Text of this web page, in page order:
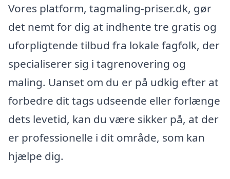
Vores platform, tagmaling-priser.dk, gør
det nemt for dig at indhente tre gratis og
uforpligtende tilbud fra lokale fagfolk, der
specialiserer sig i tagrenovering og
maling. Uanset om du er på udkig efter at
forbedre dit tags udseende eller forlænge
dets levetid, kan du være sikker på, at der
er professionelle i dit område, som kan
hjælpe dig.